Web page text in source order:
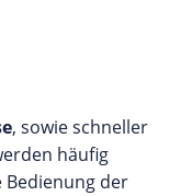
, sowie schneller
häufig
Bedienung der